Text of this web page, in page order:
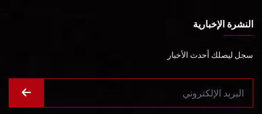
النشرة الإخبارية
سجل ليصلك أحدث الأخبار